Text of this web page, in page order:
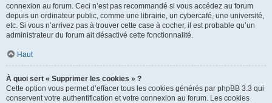
connexion au forum. Ceci n’est pas recommandé si vous accédez au forum
depuis un ordinateur public, comme une librairie, un cybercafé, une université,
etc. Si vous n’arrivez pas à trouver cette case à cocher, il est probable qu’un
administrateur du forum ait désactivé cette fonctionnalité.
Haut
À quoi sert « Supprimer les cookies » ?
Cette option vous permet d’effacer tous les cookies générés par phpBB 3.3 qui
conservent votre authentification et votre connexion au forum. Les cookies